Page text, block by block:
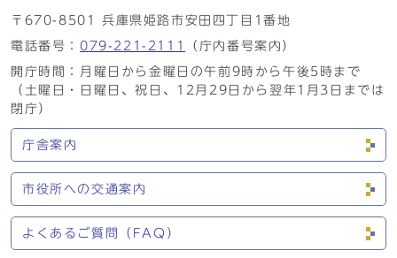
〒670-8501 兵庫県姫路市安田四丁目1番地
電話番号： 079-221-2111
（庁内番号案内）
開庁時間：月曜日から金曜日の午前9時から午後5時まで
（土曜日・日曜日、祝日、12月29日から翌年1月3日までは
閉庁）
庁舎案内
市役所への交通案内
よくあるご質問（FAQ）